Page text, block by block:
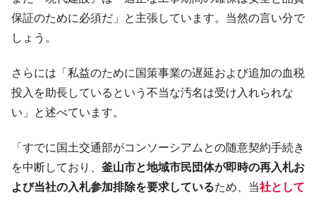
『Money1』
JPモルガン「韓国レバレッジETFの清算は
ほぼ終わった」
発。
『Money1』
韓国政府「ニセＫ-ブランドを通報しようキ
ャンペーン」⇒ あの名物教授も登場！
『Money1』
韓国「橋が落ちました」⇒ 耐久性「なさす
ぎ」では。
営業利益80.2％も減少
保証のために必須だ」と主張しています。当然の言い分で
しょう。
さらには「私益のために国策事業の遅延および追加の血税
投入を助長しているという不当な汚名は受け入れられな
い」と述べています。
「すでに国土交通部がコンソーシアムとの随意契約手続き
を中断しており、 釜山市と地域市民団体が即時の再入札お
よび当社の入札参加排除を要求しているため、当社として